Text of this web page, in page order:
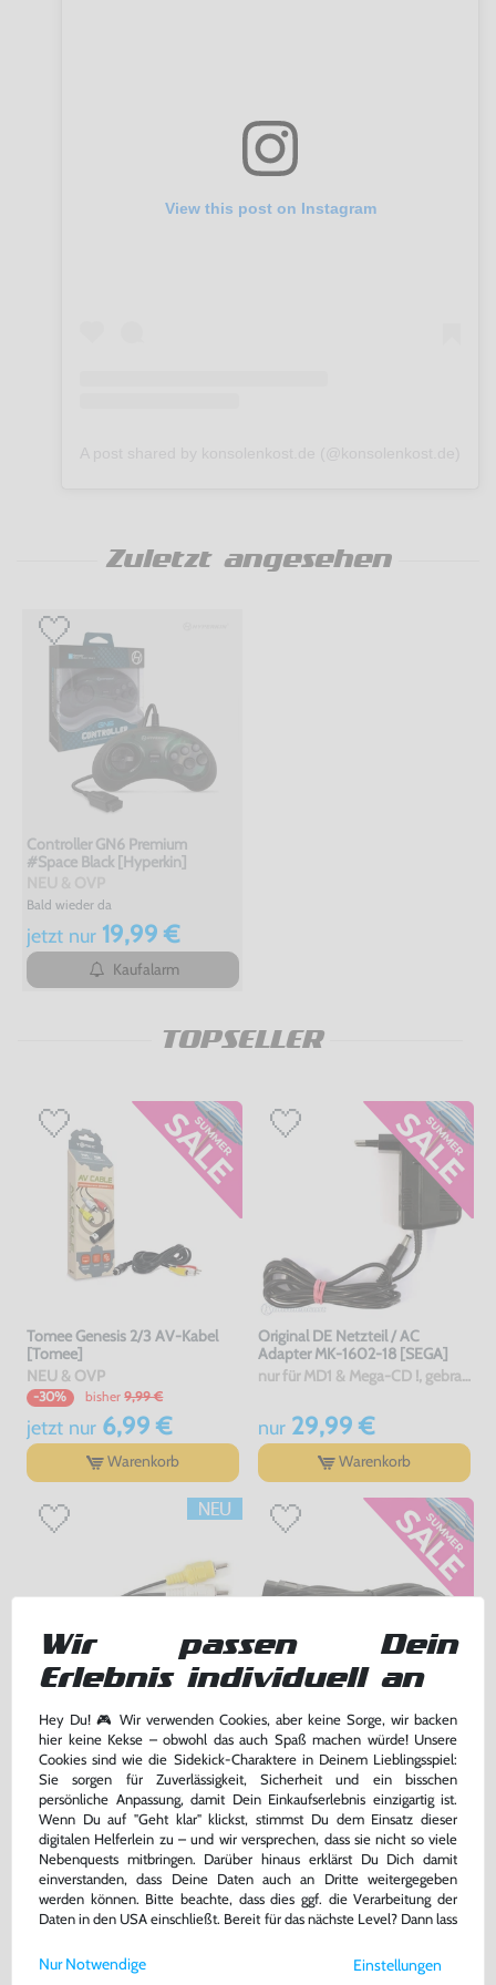
View this post on Instagram
Zuletzt angesehen
Controller GN6 Premium
#Space Black [Hyperkin]
Bald wieder da
jetzt nur19,99 €
Kaufalarm
TOPSELLER
Tomee Genesis 2/3 AV-Kabel
[Tomee]
NEU & OVP
-30% bisher 9,99 €
jetzt nur6,99 €
Warenkorb
Original DE Netzteil / AC
Adapter MK-1602-18 [SEGA]
nur für MD1 & Mega-CD !, gebraucht
nur29,99 €
Warenkorb
AV Cinchkabel / Cinch Kabel
[Dritthersteller]
nur für MD1 !, ohne OVP, NEU
nur9,99 €
Warenkorb
Controller Verlängerung /
Verlängerungskabel / Extension
Cord [Dritthersteller]
ohne OVP, NEU
-20% bisher 9,99 €
jetzt nur7,99 €
Warenkorb
DAS HABEN ANDERE DAZU
Wir passen Dein
Erlebnis individuell an
Hey Du! 🎮 Wir verwenden Cookies, aber keine Sorge, wir backen
hier keine Kekse – obwohl das auch Spaß machen würde! Unsere
Cookies sind wie die Sidekick-Charaktere in Deinem Lieblingsspiel:
Sie sorgen für Zuverlässigkeit, Sicherheit und ein bisschen
persönliche Anpassung, damit Dein Einkaufserlebnis einzigartig ist.
Wenn Du auf "Geht klar" klickst, stimmst Du dem Einsatz dieser
digitalen Helferlein zu – und wir versprechen, dass sie nicht so viele
Nebenquests mitbringen. Darüber hinaus erklärst Du Dich damit
einverstanden, dass Deine Daten auch an Dritte weitergegeben
werden können. Bitte beachte, dass dies ggf. die Verarbeitung der
Daten in den USA einschließt. Bereit für das nächste Level? Dann lass
Weitere Informationen zu den von uns verwendeten Cookies und
Einstellungen
Nur Notwendige